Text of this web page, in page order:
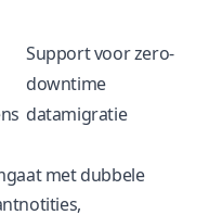
Support voorzero-
downtime
datamigratie
met dubbele